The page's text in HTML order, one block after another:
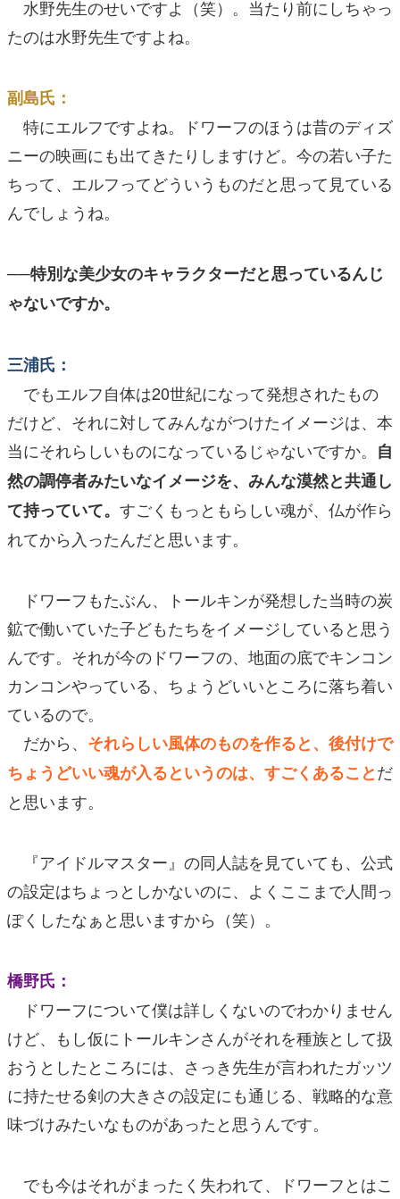
水野先生のせいですよ（笑）。当たり前にしちゃっ
たのは水野先生ですよね。
副島氏：
特にエルフですよね。ドワーフのほうは昔のディズ
ニーの映画にも出てきたりしますけど。今の若い子た
ちって、エルフってどういうものだと思って見ている
んでしょうね。
──特別な美少女のキャラクターだと思っているんじ
ゃないですか。
三浦氏：
でもエルフ自体は20世紀になって発想されたもの
だけど、それに対してみんながつけたイメージは、本
当にそれらしいものになっているじゃないですか。 自
然の調停者みたいなイメージを、みんな漠然と共通し
て持っていて。 すごくもっともらしい魂が、仏が作ら
れてから入ったんだと思います。
ドワーフもたぶん、トールキンが発想した当時の炭
鉱で働いていた子どもたちをイメージしていると思う
んです。それが今のドワーフの、地面の底でキンコン
カンコンやっている、ちょうどいいところに落ち着い
ているので。
だから、 それらしい風体のものを作ると、後付けで
ちょうどいい魂が入るというのは、すごくあることだ
と思います。
『アイドルマスター』の同人誌を見ていても、公式
の設定はちょっとしかないのに、よくここまで人間っ
ぽくしたなぁと思いますから（笑）。
橋野氏：
ドワーフについて僕は詳しくないのでわかりません
けど、もし仮にトールキンさんがそれを種族として扱
おうとしたところには、さっき先生が言われたガッツ
に持たせる剣の大きさの設定にも通じる、戦略的な意
味づけみたいなものがあったと思うんです。
でも今はそれがまったく失われて、ドワーフとはこ